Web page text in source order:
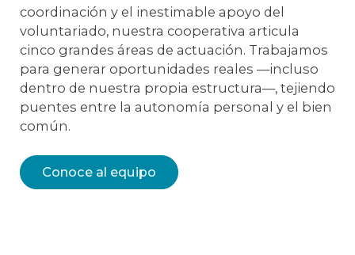
coordinación y el inestimable apoyo del
voluntariado, nuestra cooperativa articula
cinco grandes áreas de actuación. Trabajamos
para generar oportunidades reales —incluso
dentro de nuestra propia estructura—, tejiendo
puentes entre la autonomía personal y el bien
común.
Conoce al equipo